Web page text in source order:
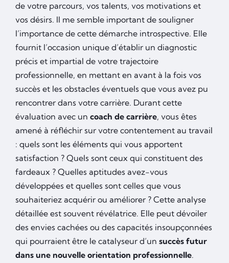
de votre parcours, vos talents, vos motivations et
vos désirs. Il me semble important de souligner
l’importance de cette démarche introspective. Elle
fournit l’occasion unique d’établir un diagnostic
précis et impartial de votre trajectoire
professionnelle, en mettant en avant à la fois vos
succès et les obstacles éventuels que vous avez pu
rencontrer dans votre carrière. Durant cette
évaluation avec un coach de carrière, vous êtes
amené à réfléchir sur votre contentement au travail
: quels sont les éléments qui vous apportent
satisfaction ? Quels sont ceux qui constituent des
fardeaux ? Quelles aptitudes avez-vous
développées et quelles sont celles que vous
souhaiteriez acquérir ou améliorer ? Cette analyse
détaillée est souvent révélatrice. Elle peut dévoiler
des envies cachées ou des capacités insoupçonnées
qui pourraient être le catalyseur d’un succès futur
dans une nouvelle orientation professionnelle.